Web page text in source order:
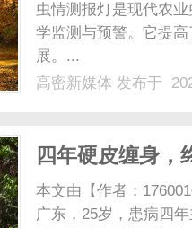
虫情测报灯是现代农
学监测与预警。它提
展。...
高密新媒体 发布于
四年硬皮缠身，
本文由【作者：
广东，25岁，患病四